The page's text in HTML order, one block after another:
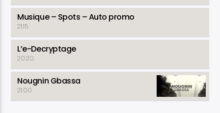
Musique – Spots – Auto promo
21:15
L’e-Decryptage
20:20
Nougnin Gbassa
21:00